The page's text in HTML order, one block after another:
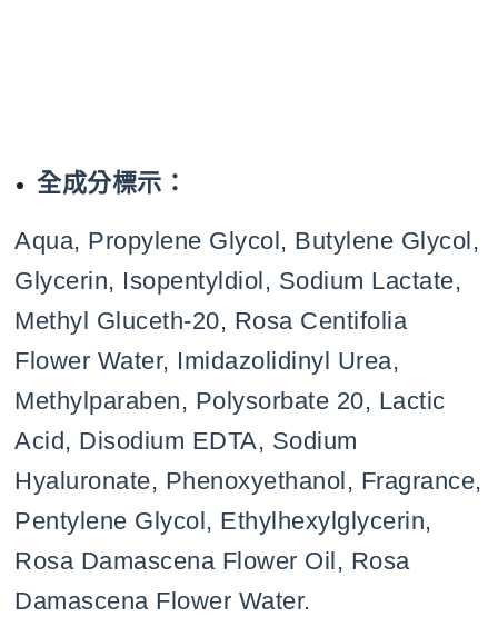
全成分標示：
Aqua, Propylene Glycol, Butylene Glycol,
Glycerin, Isopentyldiol, Sodium Lactate,
Methyl Gluceth-20, Rosa Centifolia
Flower Water, Imidazolidinyl Urea,
Methylparaben, Polysorbate 20, Lactic
Acid, Disodium EDTA, Sodium
Hyaluronate, Phenoxyethanol, Fragrance,
Pentylene Glycol, Ethylhexylglycerin,
Rosa Damascena Flower Oil, Rosa
Damascena Flower Water.